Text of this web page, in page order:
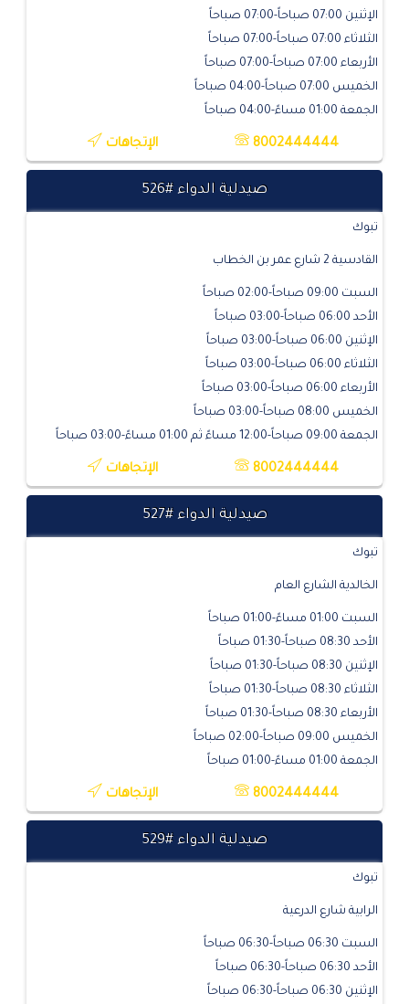
الإثنين 07:00 صباحاً-07:00 صباحاً
الثلاثاء 07:00 صباحاً-07:00 صباحاً
الأربعاء 07:00 صباحاً-07:00 صباحاً
الخميس 07:00 صباحاً-04:00 صباحاً
الجمعة 01:00 مساءً-04:00 صباحاً
8002444444 الإتجاهات
صيدلية الدواء #526
تبوك
القادسية 2 شارع عمر بن الخطاب
السبت 09:00 صباحاً-02:00 صباحاً
الأحد 06:00 صباحاً-03:00 صباحاً
الإثنين 06:00 صباحاً-03:00 صباحاً
الثلاثاء 06:00 صباحاً-03:00 صباحاً
الأربعاء 06:00 صباحاً-03:00 صباحاً
الخميس 08:00 صباحاً-03:00 صباحاً
الجمعة 09:00 صباحاً-12:00 مساءً ثم 01:00 مساءً-03:00 صباحاً
8002444444 الإتجاهات
صيدلية الدواء #527
تبوك
الخالدية الشارع العام
السبت 01:00 مساءً-01:00 صباحاً
الأحد 08:30 صباحاً-01:30 صباحاً
الإثنين 08:30 صباحاً-01:30 صباحاً
الثلاثاء 08:30 صباحاً-01:30 صباحاً
الأربعاء 08:30 صباحاً-01:30 صباحاً
الخميس 09:00 صباحاً-02:00 صباحاً
الجمعة 01:00 مساءً-01:00 صباحاً
8002444444 الإتجاهات
صيدلية الدواء #529
تبوك
الرابية شارع الدرعية
السبت 06:30 صباحاً-06:30 صباحاً
الأحد 06:30 صباحاً-06:30 صباحاً
الإثنين 06:30 صباحاً-06:30 صباحاً